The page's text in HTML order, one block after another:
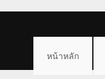
หน้าหลัก